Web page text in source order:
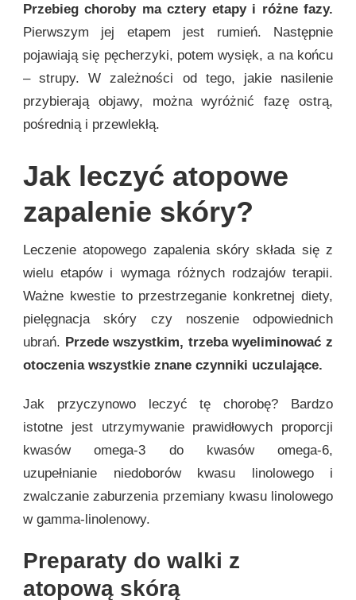
Przebieg choroby ma cztery etapy i różne fazy.
Pierwszym jej etapem jest rumień. Następnie
pojawiają się pęcherzyki, potem wysięk, a na końcu
– strupy. W zależności od tego, jakie nasilenie
przybierają objawy, można wyróżnić fazę ostrą,
pośrednią i przewlekłą.
Jak leczyć atopowe
zapalenie skóry?
Leczenie atopowego zapalenia skóry składa się z
wielu etapów i wymaga różnych rodzajów terapii.
Ważne kwestie to przestrzeganie konkretnej diety,
pielęgnacja skóry czy noszenie odpowiednich
ubrań. Przede wszystkim, trzeba wyeliminować z
otoczenia wszystkie znane czynniki uczulające.
Jak przyczynowo leczyć tę chorobę? Bardzo
istotne jest utrzymywanie prawidłowych proporcji
kwasów omega-3 do kwasów omega-6,
uzupełnianie niedoborów kwasu linolowego i
zwalczanie zaburzenia przemiany kwasu linolowego
w gamma-linolenowy.
Preparaty do walki z
atopową skórą